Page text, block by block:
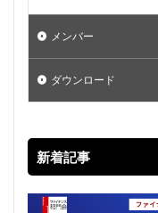
メンバー
ダウンロード
新着記事